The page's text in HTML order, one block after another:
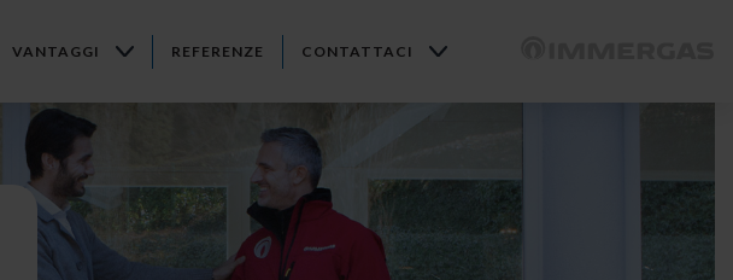
VANTAGGI REFERENZE CONTATTACI